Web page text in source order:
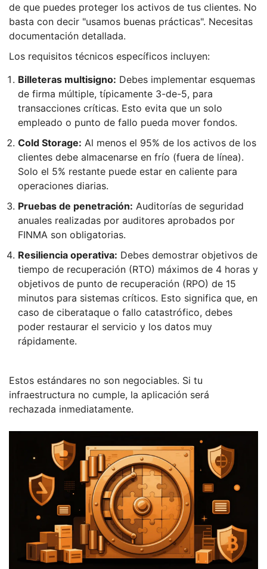
de que puedes proteger los activos de tus clientes. No
basta con decir "usamos buenas prácticas". Necesitas
documentación detallada.
Los requisitos técnicos específicos incluyen:
Billeteras multisigno: Debes implementar esquemas
de firma múltiple, típicamente 3-de-5, para
transacciones críticas. Esto evita que un solo
empleado o punto de fallo pueda mover fondos.
Cold Storage: Al menos el 95% de los activos de los
clientes debe almacenarse en frío (fuera de línea).
Solo el 5% restante puede estar en caliente para
operaciones diarias.
Pruebas de penetración: Auditorías de seguridad
anuales realizadas por auditores aprobados por
FINMA son obligatorias.
Resiliencia operativa: Debes demostrar objetivos de
tiempo de recuperación (RTO) máximos de 4 horas y
objetivos de punto de recuperación (RPO) de 15
minutos para sistemas críticos. Esto significa que, en
caso de ciberataque o fallo catastrófico, debes
poder restaurar el servicio y los datos muy
rápidamente.
Estos estándares no son negociables. Si tu
infraestructura no cumple, la aplicación será
rechazada inmediatamente.